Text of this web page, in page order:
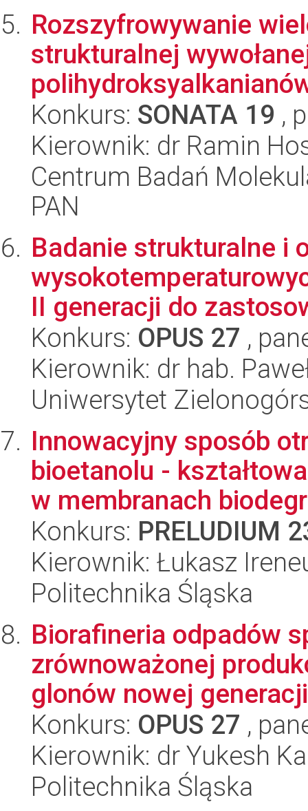
Rozszyfrowywanie
strukturalnej
Konkurs: SONATA 19 ,
Kierownik: dr Ramin
Centrum Badań
PAN
Badanie strukturalne i
II generacji do
Konkurs: OPUS 27 ,
Kierownik: dr hab.
Uniwersytet
Innowacyjny sposób
bioetanolu -
w membranach
Konkurs: PRELUDIUM
Kierownik: Łukasz
Politechnika Śląska
Biorafineria odpadów
zrównoważonej
glonów nowej generacji
Konkurs: OPUS 27 ,
Kierownik: dr Yukesh
Politechnika Śląska